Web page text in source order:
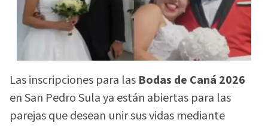
Las inscripciones para las Bodas de Caná 2026
en San Pedro Sula ya están abiertas para las
parejas que desean unir sus vidas mediante